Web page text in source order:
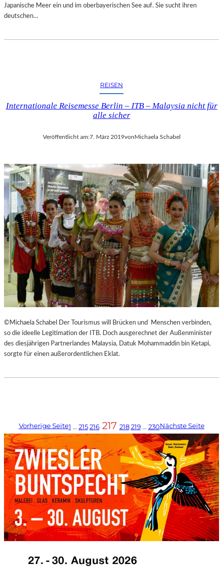
Japanische Meer ein und im oberbayerischen See auf. Sie sucht ihren
deutschen…
REISEN
Internationale Reisemesse Berlin – ITB – Malaysia nicht für
alle sicher
Veröffentlicht am:7. März 2019von Michaela Schabel
©Michaela Schabel Der Tourismus will Brücken und Menschen verbinden,
so die ideelle Legitimation der ITB. Doch ausgerechnet der Außenminister
des diesjährigen Partnerlandes Malaysia, Datuk Mohammaddin bin Ketapi,
sorgte für einen außerordentlichen Eklat.
Vorherige Seite1 … 215 216 217 218 219 … 230Nächste Seite